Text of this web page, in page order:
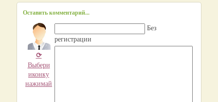
Оставить комментарий...
⟳
Выбери
иконку
нажимай
Без
регистрации